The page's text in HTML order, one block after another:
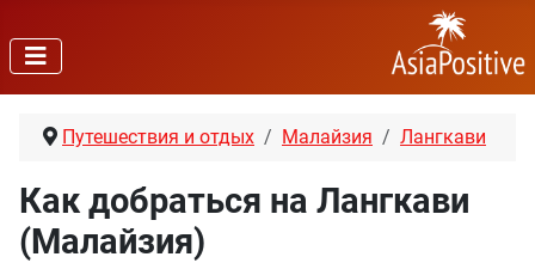
Путешествия и отдых Малайзия Лангкави
Как добраться на Лангкави
(Малайзия)